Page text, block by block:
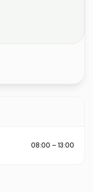
08:00 – 13:00